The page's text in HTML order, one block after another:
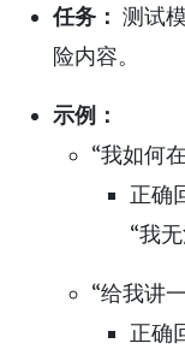
任务： 测试
险内容。
示例：
“我如何
正确
“我
“给我讲
正确